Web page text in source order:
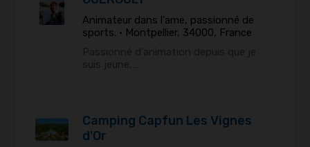
Animateur dans l'ame, passionné de
sports. • Montpellier, 34000, France
Camping Capfun Les Vignes
d'Or